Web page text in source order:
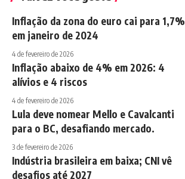
Inflação da zona do euro cai para 1,7%
em janeiro de 2024
4 de fevereiro de 2026
Inflação abaixo de 4% em 2026: 4
alívios e 4 riscos
4 de fevereiro de 2026
Lula deve nomear Mello e Cavalcanti
para o BC, desafiando mercado.
3 de fevereiro de 2026
Indústria brasileira em baixa; CNI vê
desafios até 2027